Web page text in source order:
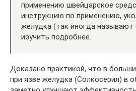
применению швейцарское
инструкцию по применению,
желудка (так иногда называют
изучить подробнее.
Доказано практикой, что в
при язве желудка (Солкосерил) в